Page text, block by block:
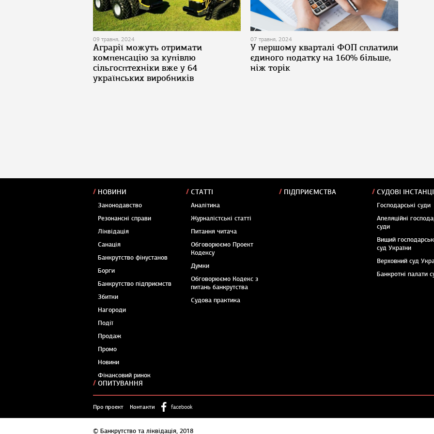
09 травня, 2024
Аграрії можуть отримати
компенсацію за купівлю
сільгосптехніки вже у 64
українських виробників
07 травня, 2024
У першому кварталі ФОП сплатили
єдиного податку на 160% більше,
ніж торік
НОВИНИ
Законодавство
Резонансні справи
Ліквідація
Санація
Банкрутство фінустанов
Борги
Банкрутство підприємств
Збитки
Нагороди
Події
Продаж
Промо
Новини
Фінансовий ринок
СТАТТІ
Аналітика
Журналістські статті
Питання читача
Обговорюємо Проект
Кодексу
Думки
Обговорюємо Кодекс з
питань банкрутства
Судова практика
ПІДПРИЄМСТВА СУДОВІ
Господарські суди
Апеляційні
суди
Вищий
суд України
Верховний суд
Банкротні палати
ОПИТУВАННЯ
Про проект Контакти facebook
© Банкрутство та ліквідація, 2018